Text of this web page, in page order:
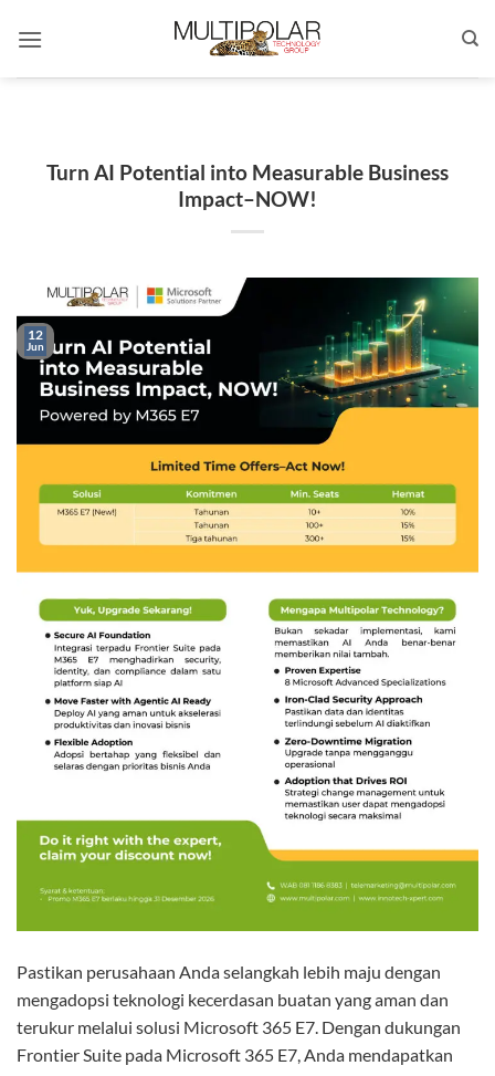
Turn AI Potential into Measurable Business
Impact–NOW!
12
Jun
Pastikan perusahaan Anda selangkah lebih maju dengan
mengadopsi teknologi kecerdasan buatan yang aman dan
terukur melalui solusi Microsoft 365 E7. Dengan dukungan
Frontier Suite pada Microsoft 365 E7, Anda mendapatkan